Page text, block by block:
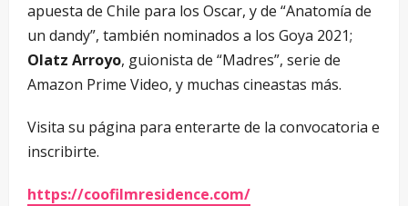
apuesta de Chile para los Oscar, y de “Anatomía de
un dandy”, también nominados a los Goya 2021;
Olatz Arroyo, guionista de “Madres”, serie de
Amazon Prime Video, y muchas cineastas más.
Visita su página para enterarte de la convocatoria e
inscribirte.
https://coofilmresidence.com/